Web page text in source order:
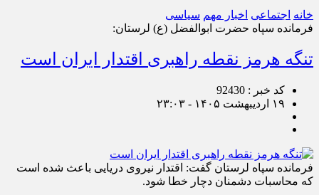
خانه اجتماعی اخبار مهم سیاسی
فرمانده سپاه حضرت ابوالفضل (ع) لرستان:
تنگه هرمز نقطه راهبری اقتدار ایران است
کد خبر : 92430
۱۹ اردیبهشت ۱۴۰۵ - ۲۳:۰۳
فرمانده سپاه لرستان گفت: اقتدار نیروی دریایی باعث شده است
که محاسبات دشمنان دچار خطا شود.